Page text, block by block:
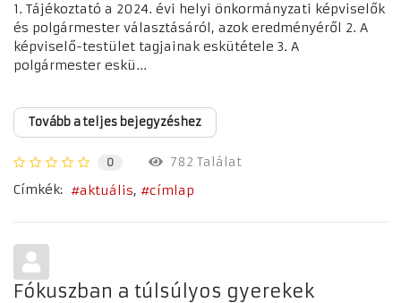
1. Tájékoztató a 2024. évi helyi önkormányzati képviselők
és polgármester választásáról, azok eredményéről 2. A
képviselő-testület tagjainak eskütétele 3. A
polgármester eskü...
Tovább a teljes bejegyzéshez
0
782 Találat
Címkék:
aktuális címlap
Fókuszban a túlsúlyos gyerekek